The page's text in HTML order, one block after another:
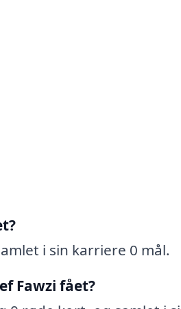
i sin karriere 0 mål.
Fawzi fået?